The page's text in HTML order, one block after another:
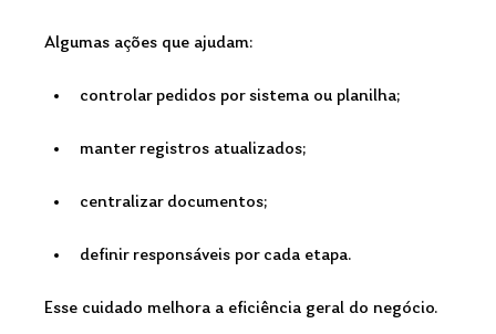
Algumas ações que ajudam:
controlar pedidos por sistema ou planilha;
manter registros atualizados;
centralizar documentos;
definir responsáveis por cada etapa.
Esse cuidado melhora a eficiência geral do negócio.